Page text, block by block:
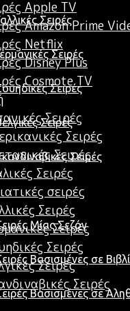
Σειρές
Σειρές
Σειρές
Σειρές
Σειρές
Μίας Σεζόν
Βασισμένες σε
Βασισμένες σε
Apple TV
Amazon Prime
Netflix
Disney Plus
Cosmote TV
Σειρές
Σειρές
Σειρές
Σειρές
σειρές
Σειρές
Σειρές
Σειρές
Σειρές
Σειρές